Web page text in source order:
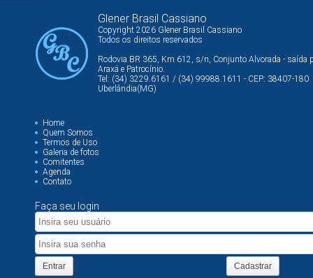
Glener Brasil Cassiano
Copyright 2026 Glener Brasil Cassiano
Todos os direitos reservados
Rodovia BR 365, Km 612, s/n, Conjunto Alvorada - saída
Araxá e Patrocínio.
Tel: (34) 3229.6161 / (34) 99988.1611 - CEP: 38407-180
Uberlândia(MG)
Home
Quem Somos
Termos de Uso
Galeria de fotos
Comitentes
Agenda
Contato
Faça seu login
Entrar Cadastrar